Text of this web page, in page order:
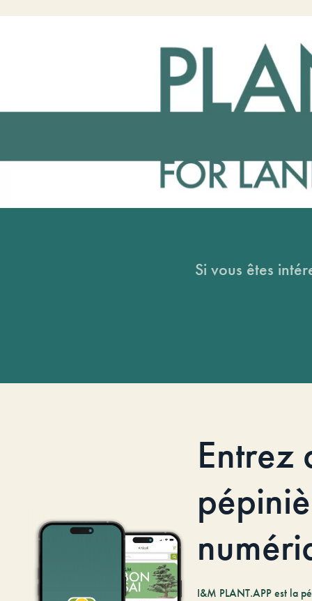
Si vous êtes
Entrez
I&M PLANT.APP est la